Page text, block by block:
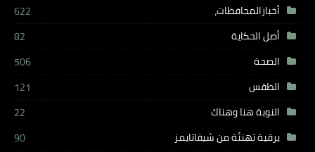
أخبارالمحافظات،
622
أصل الحكاية
82
الصحة
506
الطقس
121
النوبة هنا وهناك
22
برقية تهنئة من شيفاتايمز
90